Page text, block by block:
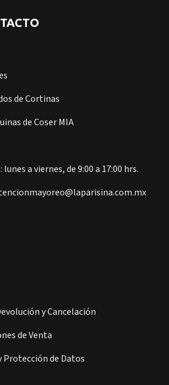
de Cortinas
de Coser MIA
a viernes, de 9:00 a 17:00 hrs.
y Cancelación
de Venta
Protección de Datos